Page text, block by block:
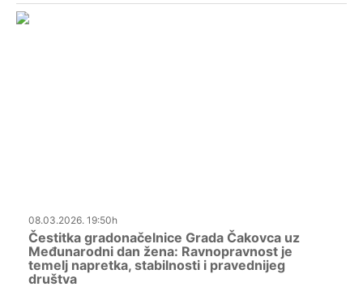
08.03.2026. 19:50h
Čestitka gradonačelnice Grada Čakovca uz
Međunarodni dan žena: Ravnopravnost je
temelj napretka, stabilnosti i pravednijeg
društva